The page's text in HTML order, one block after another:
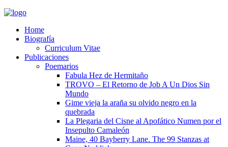
Home
Biografía
Curriculum Vitae​
Publicaciones
Poemarios
Fabula Hez de Hermitaño
TROVO – El Retorno de Job A Un Dios Sin
Mundo
Gime vieja la araña su olvido negro en la
quebrada
La Plegaria del Cisne al Apofático Numen por el
Insepulto Camaleón
Maine, 40 Bayberry Lane. The 99 Stanzas at